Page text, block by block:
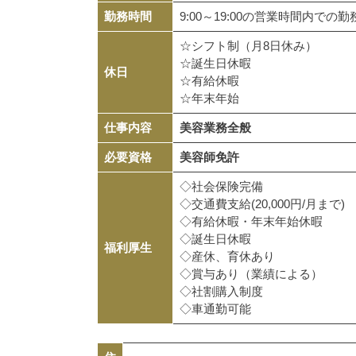
勤務時間 9:00～19:00の営業時間内での勤
休日
☆シフト制（月8日休み）
☆誕生日休暇
☆有給休暇
☆年末年始
仕事内容 美容業務全般
必要資格 美容師免許
福利厚生
◇社会保険完備
◇交通費支給(20,000円/月まで)
◇有給休暇・年末年始休暇
◇誕生日休暇
◇産休、育休あり
◇賞与あり（業績による）
◇社割購入制度
◇車通勤可能